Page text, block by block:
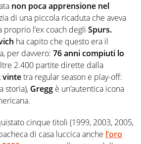
non poca apprensione nel
di una piccola ricaduta che aveva
l’ex coach degli Spurs.
ha capito che questo era il
per davvero: 76 anni compiuti lo
2.400 partite dirette dalla
vintetra regular season e play-off:
storia), Gregg è un’autentica icona
cinque titoli (1999, 2003, 2005,
di casa luccica anche l’oro